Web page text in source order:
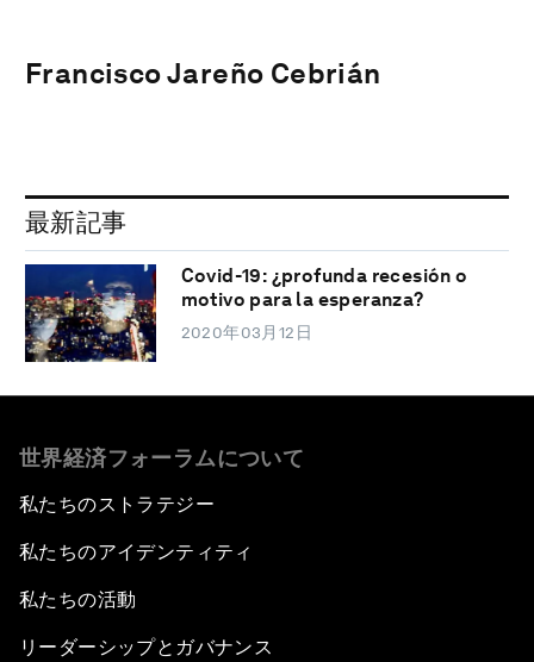
Francisco Jareño Cebrián
最新記事
Covid-19: ¿profunda recesión o
motivo para la esperanza?
2020年03月12日
世界経済フォーラムについて
私たちのストラテジー
私たちのアイデンティティ
私たちの活動
リーダーシップとガバナンス